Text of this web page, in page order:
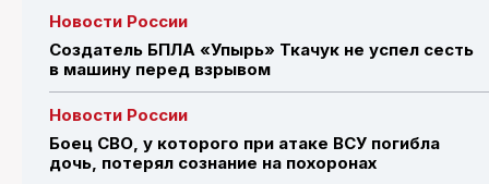
Новости России
Создатель БПЛА «Упырь» Ткачук не успел сесть
в машину перед взрывом
Новости России
Боец СВО, у которого при атаке ВСУ погибла
дочь, потерял сознание на похоронах